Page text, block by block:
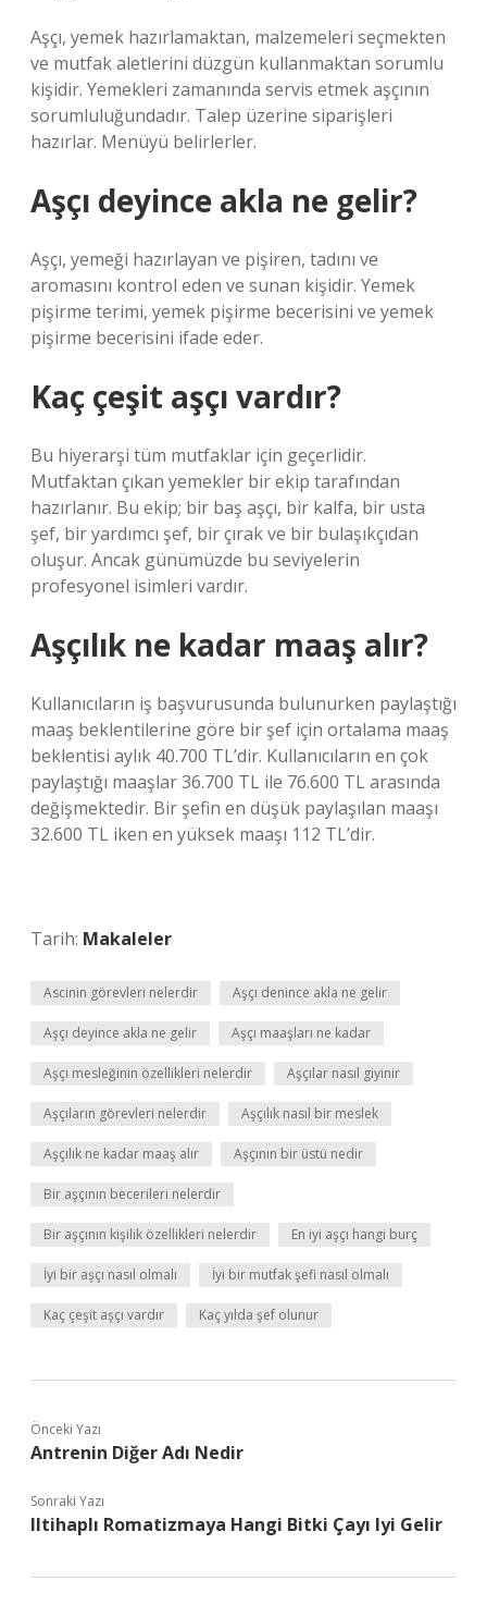
Aşçı, yemek hazırlamaktan, malzemeleri seçmekten
ve mutfak aletlerini düzgün kullanmaktan sorumlu
kişidir. Yemekleri zamanında servis etmek aşçının
sorumluluğundadır. Talep üzerine siparişleri
hazırlar. Menüyü belirlerler.
Aşçı deyince akla ne gelir?
Aşçı, yemeği hazırlayan ve pişiren, tadını ve
aromasını kontrol eden ve sunan kişidir. Yemek
pişirme terimi, yemek pişirme becerisini ve yemek
pişirme becerisini ifade eder.
Kaç çeşit aşçı vardır?
Bu hiyerarşi tüm mutfaklar için geçerlidir.
Mutfaktan çıkan yemekler bir ekip tarafından
hazırlanır. Bu ekip; bir baş aşçı, bir kalfa, bir usta
şef, bir yardımcı şef, bir çırak ve bir bulaşıkçıdan
oluşur. Ancak günümüzde bu seviyelerin
profesyonel isimleri vardır.
Aşçılık ne kadar maaş alır?
Kullanıcıların iş başvurusunda bulunurken paylaştığı
maaş beklentilerine göre bir şef için ortalama maaş
beklentisi aylık 40.700 TL’dir. Kullanıcıların en çok
paylaştığı maaşlar 36.700 TL ile 76.600 TL arasında
değişmektedir. Bir şefin en düşük paylaşılan maaşı
32.600 TL iken en yüksek maaşı 112 TL’dir.
Tarih: Makaleler
Ascinin görevleri nelerdir Aşçı denince akla ne gelir
Aşçı deyince akla ne gelir Aşçı maaşları ne kadar
Aşçı mesleğinin özellikleri nelerdir Aşçılar nasıl giyinir
Aşçıların görevleri nelerdir Aşçılık nasıl bir meslek
Aşçılık ne kadar maaş alır Aşçının bir üstü nedir
Bir aşçının becerileri nelerdir
Bir aşçının kişilik özellikleri nelerdir En iyi aşçı hangi burç
İyi bir aşçı nasıl olmalı İyi bir mutfak şefi nasıl olmalı
Kaç çeşit aşçı vardır Kaç yılda şef olunur
Önceki Yazı
Antrenin Diğer Adı Nedir
Sonraki Yazı
Iltihaplı Romatizmaya Hangi Bitki Çayı Iyi Gelir